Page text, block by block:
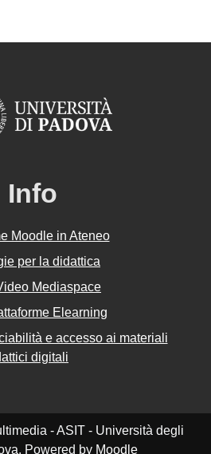
Info
Moodle in Ateneo
per la didattica
Mediaspace
Elearning
e accesso ai materiali
digitali
- ASIT - Università degli
Powered by Moodle